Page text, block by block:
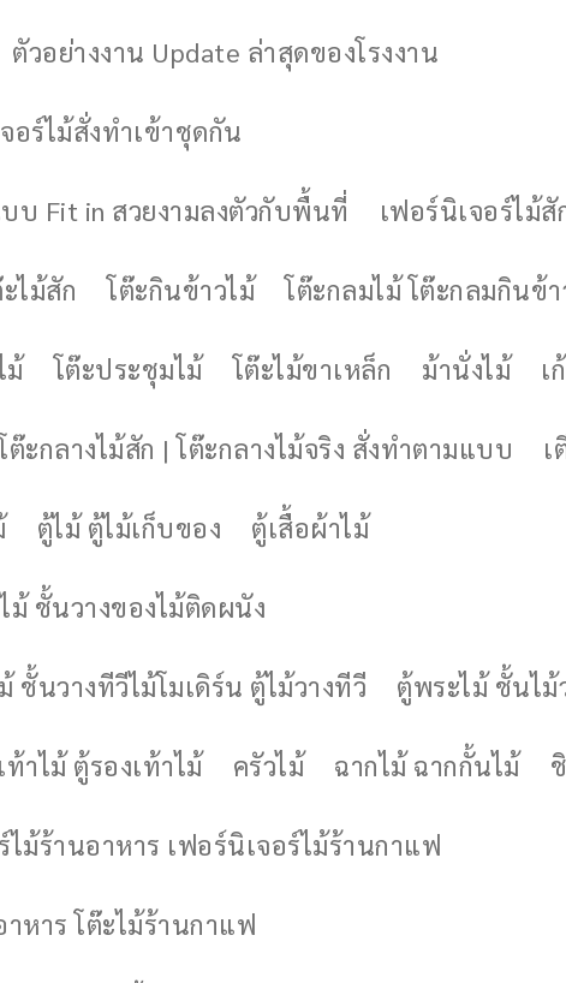
ตัวอย่างงาน Update ล่าสุดของโรงงาน
อร์ไม้สั่งทำเข้าชุดกัน
บ Fit in สวยงามลงตัวกับพื้นที่ เฟอร์นิเจอร์ไม้สั
ไม้สัก โต๊ะกินข้าวไม้ โต๊ะกลมไม้ โต๊ะกลมกินข้า
ม้ โต๊ะประชุมไม้ โต๊ะไม้ขาเหล็ก ม้านั่งไม้ เ
ต๊ะกลางไม้สัก | โต๊ะกลางไม้จริง สั่งทำตามแบบ เ
ตู้ไม้ ตู้ไม้เก็บของ ตู้เสื้อผ้าไม้
ม้ ชั้นวางของไม้ติดผนัง
ชั้นวางทีวีไม้โมเดิร์น ตู้ไม้วางทีวี ตู้พระไม้ ชั้นไม้
าไม้ ตู้รองเท้าไม้ ครัวไม้ ฉากไม้ ฉากกั้นไม้
ไม้ร้านอาหาร เฟอร์นิเจอร์ไม้ร้านกาแฟ
าหาร โต๊ะไม้ร้านกาแฟ